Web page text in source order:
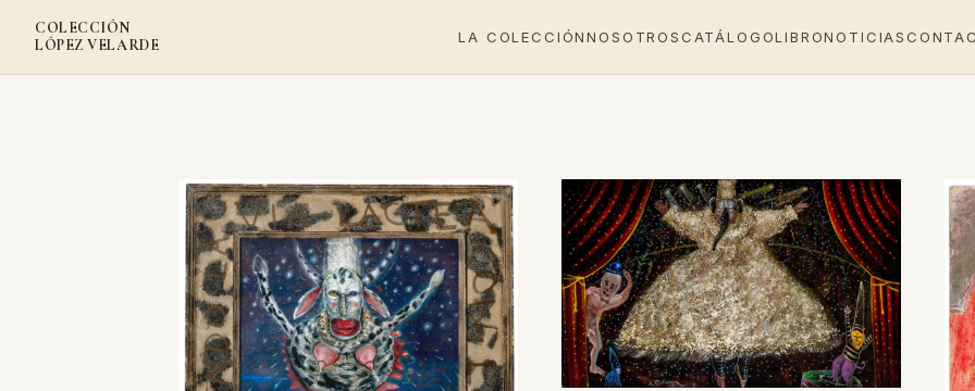
COLECCIÓN
LÓPEZ VELARDE
LA COLECCIÓNNOSOTROSCATÁLOGOLIBRONOTICIAS